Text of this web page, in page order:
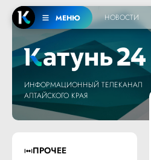
МЕНЮ НОВОСТИ
ИНФОРМАЦИОННЫЙ ТЕЛЕКАНАЛ
АЛТАЙСКОГО КРАЯ
ПРОЧЕЕ